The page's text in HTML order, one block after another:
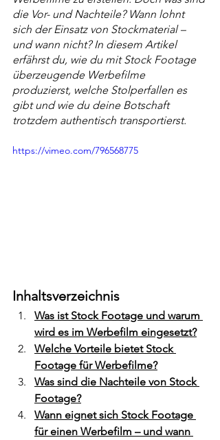
die Vor- und Nachteile? Wann lohnt
sich der Einsatz von Stockmaterial –
und wann nicht? In diesem Artikel
erfährst du, wie du mit Stock Footage
überzeugende Werbefilme
produzierst, welche Stolperfallen es
gibt und wie du deine Botschaft
trotzdem authentisch transportierst.
https://vimeo.com/796568775
Inhaltsverzeichnis
Was ist Stock Footage und warum
wird es im Werbefilm eingesetzt?
Welche Vorteile bietet Stock
Footage für Werbefilme?
Was sind die Nachteile von Stock
Footage?
Wann eignet sich Stock Footage
für einen Werbefilm – und wann